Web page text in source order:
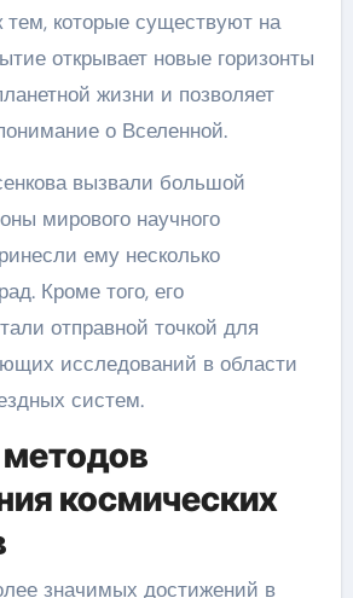
которые существуют на
открывает новые горизонты
жизни и позволяет
о Вселенной.
вызвали большой
мирового научного
ему несколько
Кроме того, его
отправной точкой для
исследований в области
систем.
методов
космических
значимых достижений в